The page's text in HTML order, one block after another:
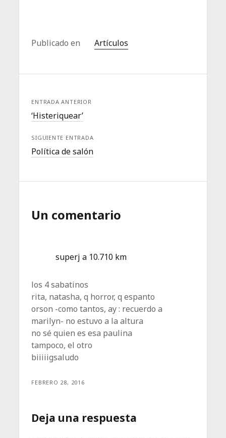
Publicado en Artículos
ENTRADA ANTERIOR
‘Histeriquear’
SIGUIENTE ENTRADA
Política de salón
Un comentario
superj a 10.710 km
los 4 sabatinos
rita, natasha, q horror, q espanto
orson -como tantos, ay : recuerdo a
marilyn- no estuvo a la altura
no sé quien es esa paulina
tampoco, el otro
biiiiigsaludo
FEBRERO 28, 2016
Deja una respuesta